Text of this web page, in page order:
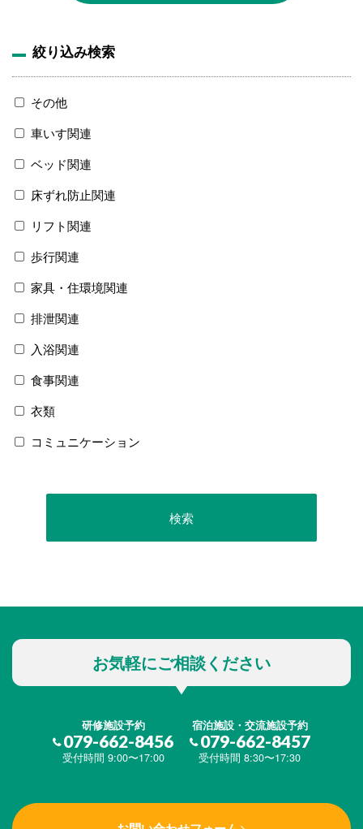
絞り込み検索
その他
車いす関連
ベッド関連
床ずれ防止関連
リフト関連
歩行関連
家具・住環境関連
排泄関連
入浴関連
食事関連
衣類
コミュニケーション
お気軽にご相談ください
研修施設予約
079-662-8456
受付時間 9:00〜17:00
宿泊施設・交流施設予約
079-662-8457
受付時間 8:30〜17:30